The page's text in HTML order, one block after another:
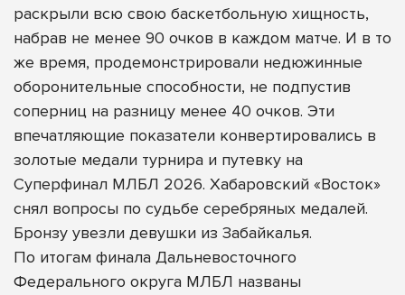
раскрыли всю свою баскетбольную хищность,
набрав не менее 90 очков в каждом матче. И в то
же время, продемонстрировали недюжинные
оборонительные способности, не подпустив
соперниц на разницу менее 40 очков. Эти
впечатляющие показатели конвертировались в
золотые медали турнира и путевку на
Суперфинал МЛБЛ 2026. Хабаровский «Восток»
снял вопросы по судьбе серебряных медалей.
Бронзу увезли девушки из Забайкалья.
По итогам финала Дальневосточного
Федерального округа МЛБЛ названы